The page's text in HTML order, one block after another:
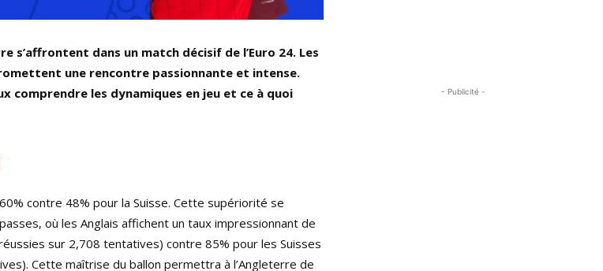
s’affrontent dans un match décisif de l’Euro 24. Les
une rencontre passionnante et intense.
comprendre les dynamiques en jeu et ce à quoi
contre 48% pour la Suisse. Cette supériorité se
où les Anglais affichent un taux impressionnant de
sur 2,708 tentatives) contre 85% pour les Suisses
Cette maîtrise du ballon permettra à l’Angleterre de
- Publicité -